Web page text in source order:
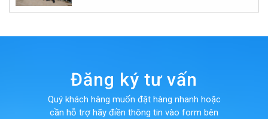
Đăng ký tư vấn
Quý khách hàng muốn đặt hàng nhanh hoặc
cần hỗ trợ hãy điền thông tin vào form bên